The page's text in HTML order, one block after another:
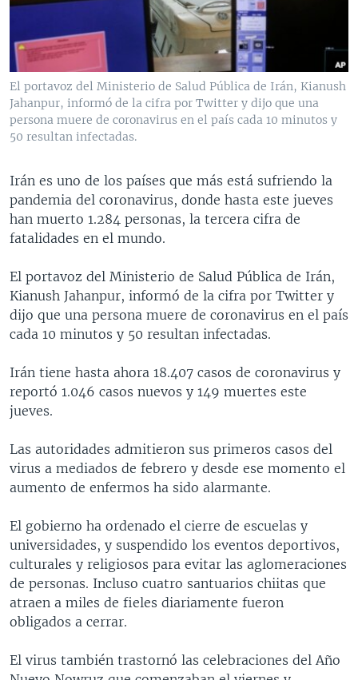
BRASIL
ENTRETENIMIENTO Y CULTURA
TECNOLOGÍA
DEPORTES
CIENCIA Y SALUD
VIDEOS
FOTOGRAFÍA
AUDIOS
PROGRAMAS TV
EL MUNDO AL DÍA
FORO INTERAMERICANO
VISIÓN 360
PANORAMA
RADIO
AVANCE INFORMATIVO
AUDIONOTICIAS
ESTADOS UNIDOS AL DÍA
EL MUNDO AL DÍA [RADIO]
FORO [RADIO]
DEPORTIVO INTERNACIONAL
NOTA ECONÓMICA
ENTRETENIMIENTO
DIRECT
DOCUMENTALES DE LA VOA
SÍGANOS
Idiomas
El portavoz del Ministerio de Salud Pública de Irán, Kianush
Jahanpur, informó de la cifra por Twitter y dijo que una
persona muere de coronavirus en el país cada 10 minutos y
50 resultan infectadas.
Irán es uno de los países que más está sufriendo la
pandemia del coronavirus, donde hasta este jueves
han muerto 1.284 personas, la tercera cifra de
fatalidades en el mundo.
El portavoz del Ministerio de Salud Pública de Irán,
Kianush Jahanpur, informó de la cifra por Twitter y
dijo que una persona muere de coronavirus en el país
cada 10 minutos y 50 resultan infectadas.
Irán tiene hasta ahora 18.407 casos de coronavirus y
reportó 1.046 casos nuevos y 149 muertes este
jueves.
Las autoridades admitieron sus primeros casos del
virus a mediados de febrero y desde ese momento el
aumento de enfermos ha sido alarmante.
El gobierno ha ordenado el cierre de escuelas y
universidades, y suspendido los eventos deportivos,
culturales y religiosos para evitar las aglomeraciones
de personas. Incluso cuatro santuarios chiitas que
atraen a miles de fieles diariamente fueron
obligados a cerrar.
El virus también trastornó las celebraciones del Año